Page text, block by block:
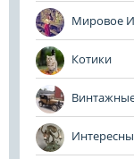
Мировое
Котики